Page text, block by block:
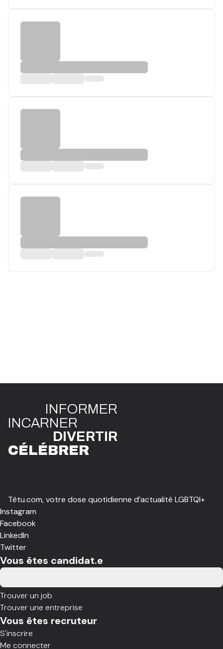
INFORMER
INCARNER
DIVERTIR
CÉLÉBRER
Têtu.com, votre dose quotidienne d’actualité LGBTQI+
Instagram
Facebook
LinkedIn
Twitter
Vous êtes candidat.e
Trouver un job
Trouver une entreprise
Vous êtes recruteur
S'inscrire
Me connecter